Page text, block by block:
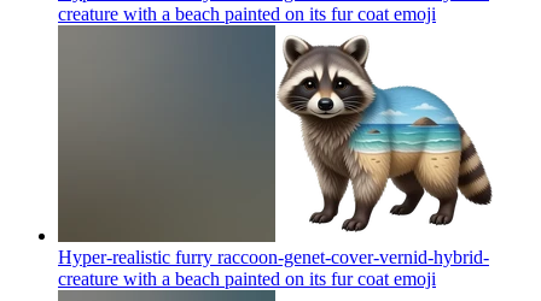
creature with a beach painted on its fur coat emoji
Hyper-realistic furry raccoon-genet-cover-vernid-hybrid-
creature with a beach painted on its fur coat emoji